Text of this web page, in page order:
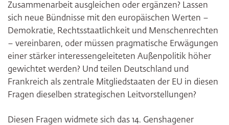
Zusammenarbeit ausgleichen oder ergänzen? Lassen
sich neue Bündnisse mit den europäischen Werten –
Demokratie, Rechtsstaatlichkeit und Menschenrechten
– vereinbaren, oder müssen pragmatische Erwägungen
einer stärker interessengeleiteten Außenpolitik höher
gewichtet werden? Und teilen Deutschland und
Frankreich als zentrale Mitgliedstaaten der EU in diesen
Fragen dieselben strategischen Leitvorstellungen?
Diesen Fragen widmete sich das 14. Genshagener